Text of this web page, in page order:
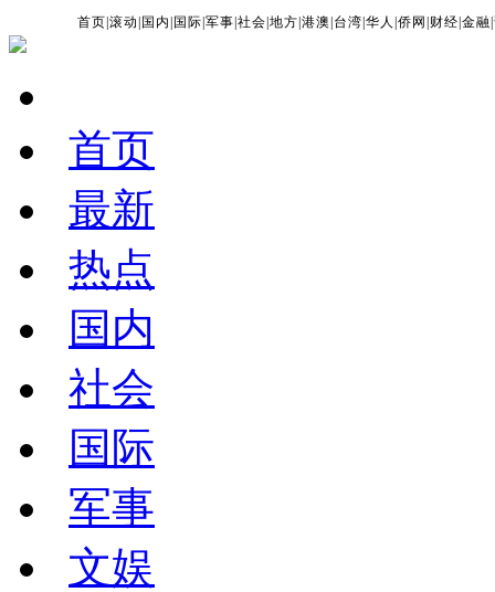
首页 |滚动 国内 国际 |军事 |社会 |地方 |港澳 台湾 |华人 |侨网 财经 |金融 |
首页
最新
热点
国内
社会
国际
军事
文娱